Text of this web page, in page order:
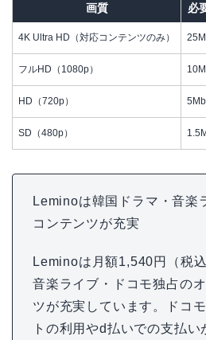
画質 必
4K Ultra HD（対応コンテンツのみ）
フルHD（1080p）
HD（720p）
SD（480p）
Leminoは韓国ドラマ・音楽
コンテンツが充実
Leminoは月額1,540円（税
音楽ライブ・ドコモ独占の
ツが充実しています。ドコ
トの利用やd払いでの支払い